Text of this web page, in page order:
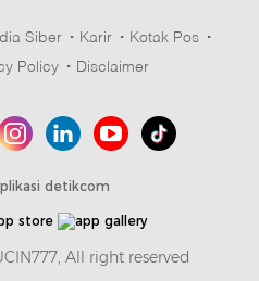
Siber Karir
Kotak Pos
Policy Disclaimer
detikcom
All right reserved